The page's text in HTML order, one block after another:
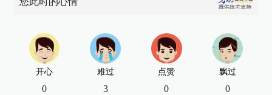
开心
0
难过
3
点赞
0
飘过
0